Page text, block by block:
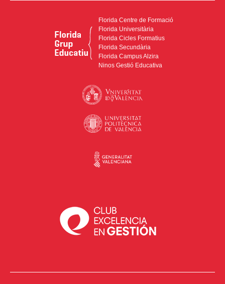
Florida Centre de Formació
Florida Universitària
Florida Cicles Formatius
Florida Secundària
Florida Campus Alzira
Ninos Gestió Educativa